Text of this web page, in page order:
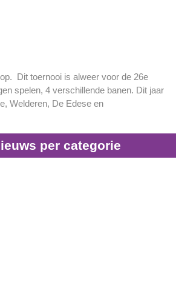
Dit toernooi is alweer voor de 26e
spelen, 4 verschillende banen. Dit jaar
Welderen, De Edese en
per categorie